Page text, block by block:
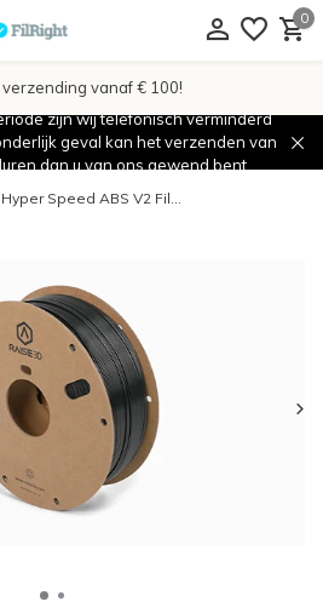
0
verzending vanaf € 100!
zijn wij telefonisch verminderd
geval kan het verzenden van
dan u van ons gewend bent.
Speed ABS V2 Fil...